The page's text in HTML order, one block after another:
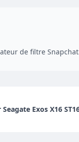
de filtre
Exos X16